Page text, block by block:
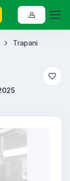
Trapani